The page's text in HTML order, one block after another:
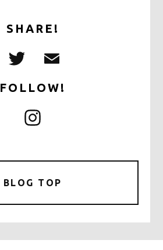
SHARE!
c
k
it
te
r
ai
FOLLOW!
s
t
a
BLOG TOP